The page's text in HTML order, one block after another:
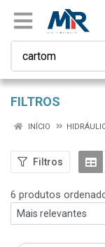
FILTROS
INÍCIO
Filtros
6 produtos